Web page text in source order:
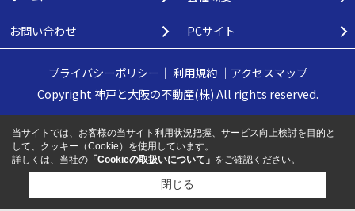
お問い合わせ PCサイト
プライバシーポリシー ｜ 利用規約｜ アクセスマップ
Copyright 神戸と大阪の不動産(株) All rights reserved.
当サイトでは、お客様の当サイト利用状況把握、サービス向上検討を目的と
して、クッキー（Cookie）を使用しています。
詳しくは、当社の 「Cookieの取扱いについて」 をご確認ください。
閉じる